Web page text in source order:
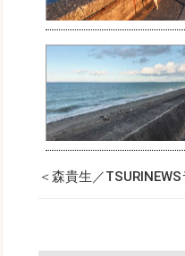
＜森貴生／